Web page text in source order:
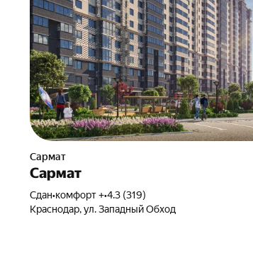
Сармат
Сармат
Сдан•комфорт +•4.3 (319)
Краснодар, ул. Западный Обход